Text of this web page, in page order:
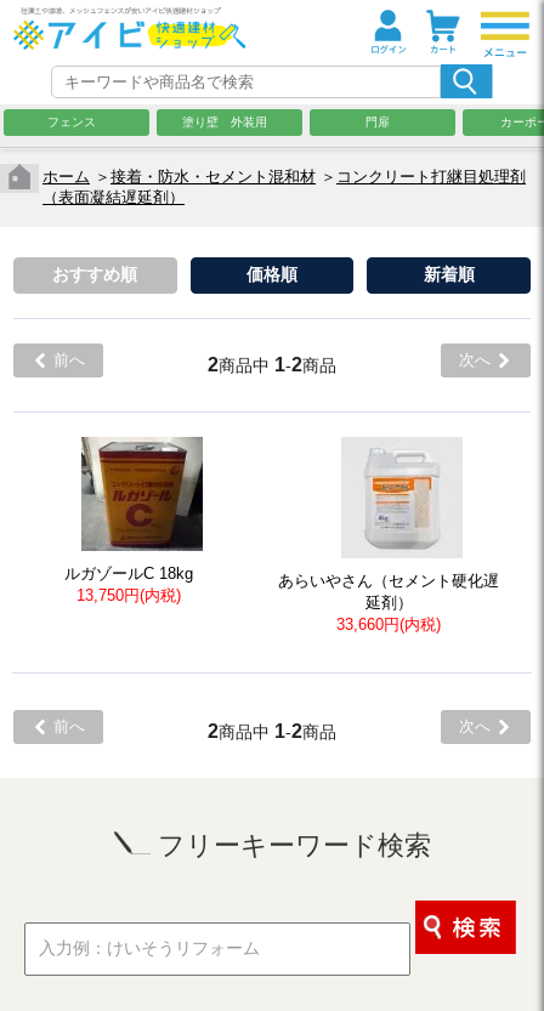
フェンス 塗り壁 外装用 門扉 カーポ
ホーム ＞ 接着・防水・セメント混和材 ＞ コンクリート打継目処理剤
（表面凝結遅延剤）
おすすめ順 価格順 新着順
前へ 2商品中 1-2商品 次へ
ルガゾールC 18kg
13,750円(内税)
あらいやさん（セメント硬化遅
延剤）
33,660円(内税)
前へ 2商品中 1-2商品 次へ
フリーキーワード検索